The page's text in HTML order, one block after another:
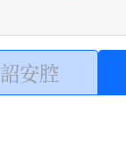
詔安腔